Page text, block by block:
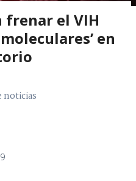
el VIH
en
noticias